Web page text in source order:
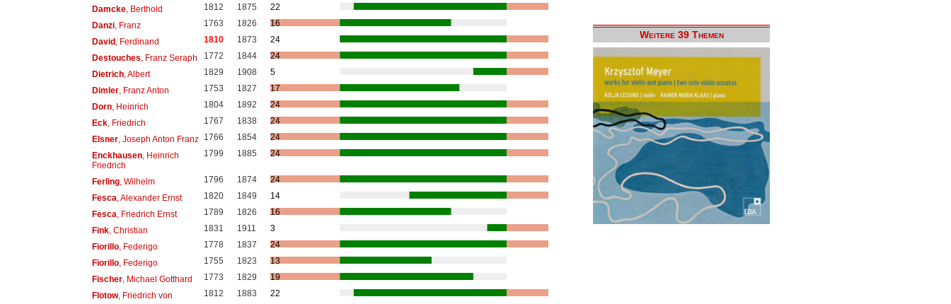
Damcke, Berthold 1812 1875
22
Danzi, Franz 1763 1826
16
David, Ferdinand 1810 1873
24
Destouches , Franz Seraph 1772 1844
24
Dietrich, Albert 1829 1908
5
Dimler, Franz Anton 1753 1827
17
Dorn, Heinrich 1804 1892
24
Eck, Friedrich 1767 1838
24
Elsner, Joseph Anton Franz 1766 1854
24
Enckhausen, Heinrich
Friedrich
1799 1885 24
Ferling, Wilhelm 1796 1874
24
Fesca , Alexander Ernst 1820 1849
14
Fesca , Friedrich Ernst 1789 1826
16
Fink, Christian 1831 1911
3
Fiorillo, Federigo 1778 1837
24
Fiorillo, Federigo 1755 1823
13
Fischer, Michael Gotthard 1773 1829
19
Flotow, Friedrich von 1812 1883
22
Weitere 39 Themen